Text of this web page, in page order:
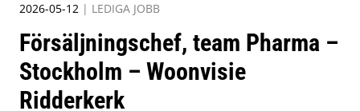
2026-05-12 | LEDIGA JOBB
Försäljningschef, team Pharma –
Stockholm – Woonvisie
Ridderkerk